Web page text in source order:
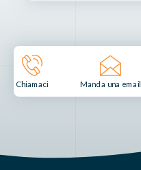
Chiamaci Manda una email